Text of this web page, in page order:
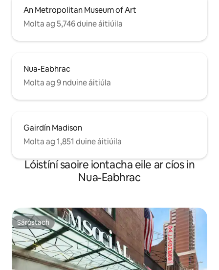
An Metropolitan Museum of Art
Molta ag 5,746 duine áitiúila
Nua-Eabhrac
Molta ag 9 nduine áitiúla
Gairdín Madison
Molta ag 1,851 duine áitiúila
Lóistíní saoire iontacha eile ar cíos in
Nua-Eabhrac
Sáróstach
Sáróstach